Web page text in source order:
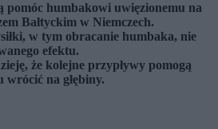
humbakowi uwięzionemu na
Bałtyckim w Niemczech.
w tym obracanie humbaka, nie
efektu.
że kolejne przypływy pomogą
wrócić na głębiny.